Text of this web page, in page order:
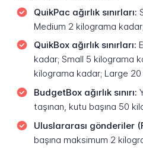
QuikPac ağırlık sınırları:
Medium 2 kilograma
QuikBox ağırlık sınırları:
kadar; Small 5 kilograma
kilograma kadar; Large
BudgetBox ağırlık sınırı:
taşınan, kutu başına 50
Uluslararası gönderiler
başına maksimum 2